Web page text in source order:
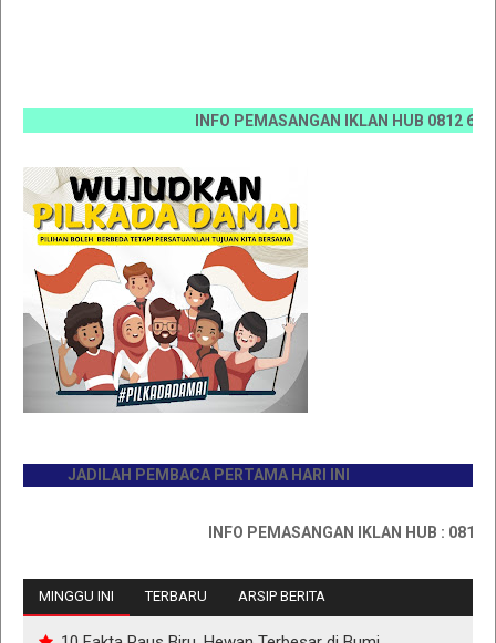
INFO PEMASANGAN IKLAN HUB 0812
JADILAH PEMBACA PERTAMA HARI INI
INFO PEMASANGAN IKLAN HUB :
MINGGU INI TERBARU ARSIP BERITA